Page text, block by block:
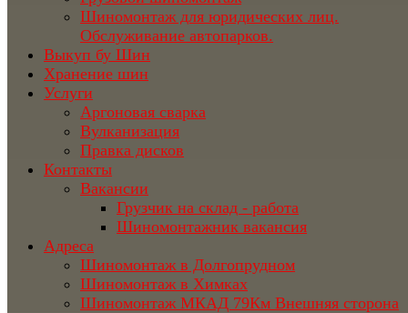
Шиномонтаж для юридических лиц.
Обслуживание автопарков.
Выкуп бу Шин
Хранение шин
Услуги
Аргоновая сварка
Вулканизация
Правка дисков
Контакты
Вакансии
Грузчик на склад - работа
Шиномонтажник вакансия
Адреса
Шиномонтаж в Долгопрудном
Шиномонтаж в Химках
Шиномонтаж МКАД 79Км Внешняя сторона